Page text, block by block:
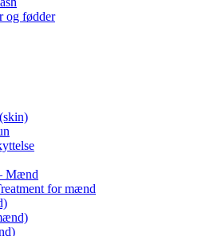
og fødder
Mænd
for mænd